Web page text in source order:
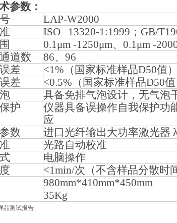
参数：
LAP-W2000
ISO 13320-1:1999 ； GB/
0.1μm -1250μm、 0.1μm -
道数
86、 96
差
<1% （国家标准样品D50值）
差
<0.5% （国家标准样品D50值
具备免排气泡设计，无气泡
护
仪器具备误操作自我保护功
应
数
进口光纤输出大功率激光器
光路自动校准
电脑操作
<1min/次（不含样品分散时
980mm*410mm*450mm
35Kg
品测试报告